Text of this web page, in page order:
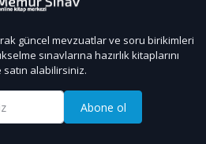
güncel mevzuatlar ve soru birikimleri
sınavlarına hazırlık kitaplarını
alabilirsiniz.
Abone ol